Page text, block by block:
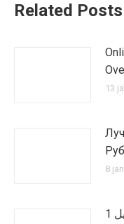
Related Posts
13
8
تنزيل 1xbet => جميع إصدارات 1xbet V